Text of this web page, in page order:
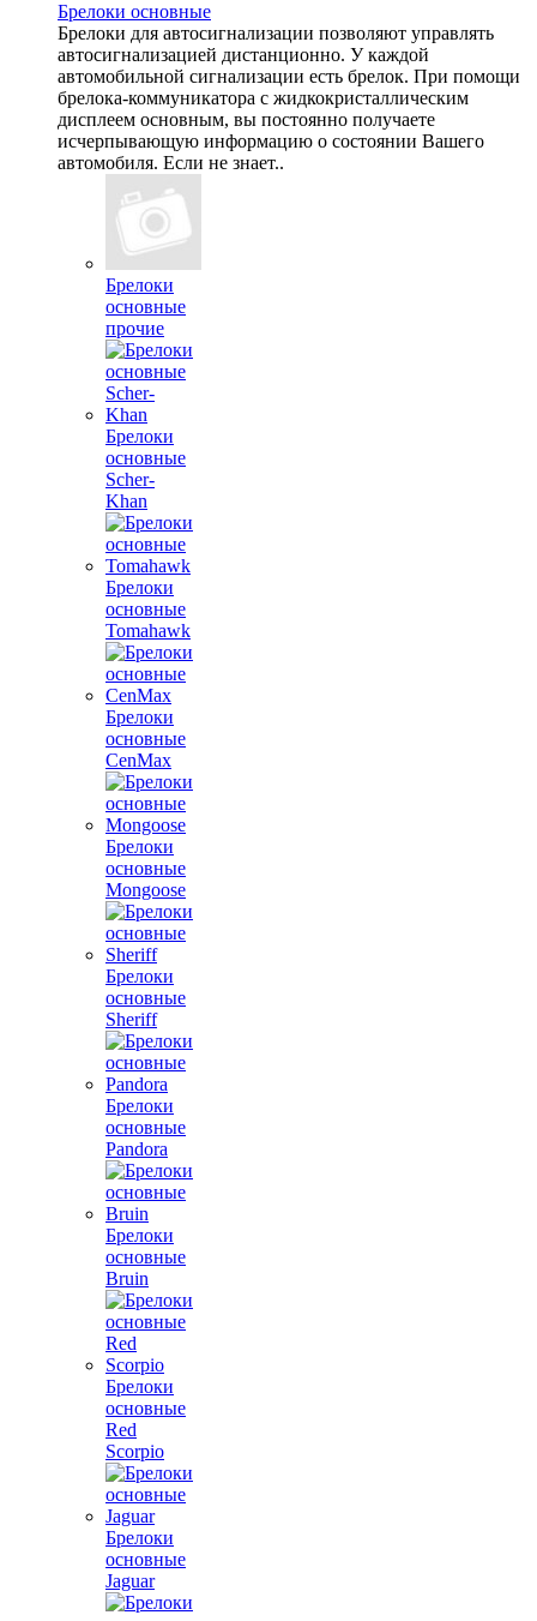
Брелоки основные
Брелоки для автосигнализации позволяют управлять
автосигнализацией дистанционно. У каждой
автомобильной сигнализации есть брелок. При помощи
брелока-коммуникатора с жидкокристаллическим
дисплеем основным, вы постоянно получаете
исчерпывающую информацию о состоянии Вашего
автомобиля. Если не знает..
Брелоки
основные
прочие
Брелоки
основные
Scher-
Khan
Брелоки
основные
Tomahawk
Брелоки
основные
CenMax
Брелоки
основные
Mongoose
Брелоки
основные
Sheriff
Брелоки
основные
Pandora
Брелоки
основные
Bruin
Брелоки
основные
Red
Scorpio
Брелоки
основные
Jaguar